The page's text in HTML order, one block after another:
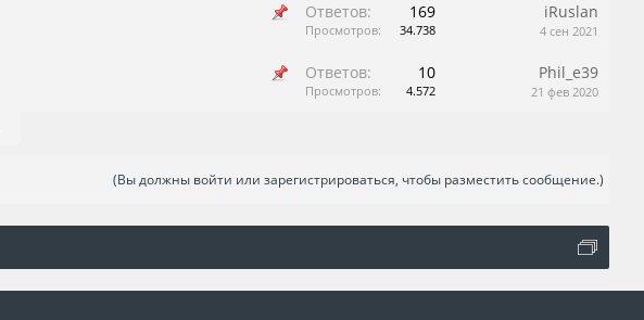
Ответов: 169
Просмотров: 34.738
iRuslan
4 сен 2021
Ответов: 10
Просмотров: 4.572
Phil_e39
21 фев 2020
(Вы должны войти или зарегистрироваться, чтобы разместить сообщение.)